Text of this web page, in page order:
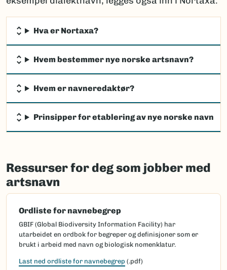
Hva er Nortaxa?
Hvem bestemmer nye norske artsnavn?
Hvem er navneredaktør?
Prinsipper for etablering av nye norske navn
Ressurser for deg som jobber med
artsnavn
Ordliste for navnebegrep
GBIF (Global Biodiversity Information Facility) har
utarbeidet en ordbok for begreper og definisjoner som er
brukt i arbeid med navn og biologisk nomenklatur.
Last ned ordliste for navnebegrep (.pdf)